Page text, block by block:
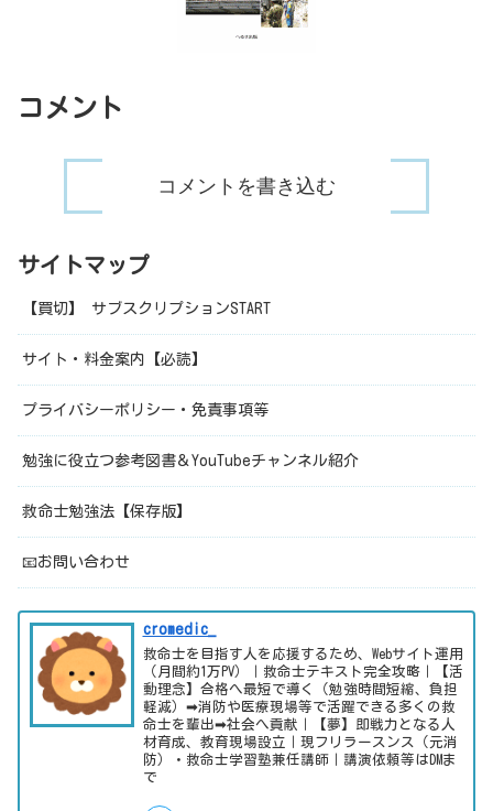
コメント
コメントを書き込む
サイトマップ
【買切】 サブスクリプションSTART
サイト・料金案内【必読】
プライバシーポリシー・免責事項等
勉強に役立つ参考図書＆YouTubeチャンネル紹介
救命士勉強法【保存版】
📧お問い合わせ
cromedic_
救命士を目指す人を応援するため、Webサイト運用
（月間約1万PV）｜救命士テキスト完全攻略｜【活
動理念】合格へ最短で導く（勉強時間短縮、負担
軽減）➡消防や医療現場等で活躍できる多くの救
命士を輩出➡社会へ貢献｜【夢】即戦力となる人
材育成、教育現場設立｜現フリラースンス（元消
防）・救命士学習塾兼任講師｜講演依頼等はDMま
で